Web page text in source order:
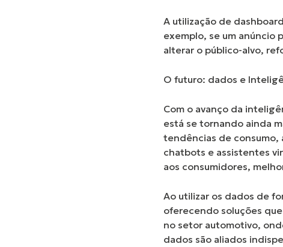
A utilização de
exemplo, se um anúncio
alterar o público-alvo,
O futuro: dados e
Com o avanço da
está se tornando ainda
tendências de consumo,
chatbots e assistentes
aos consumidores,
Ao utilizar os dados de
oferecendo soluções
no setor automotivo,
dados são aliados